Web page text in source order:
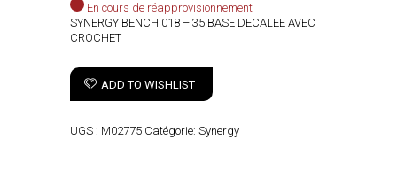
En cours de réapprovisionnement
SYNERGY BENCH 018 – 35 BASE DECALEE AVEC
CROCHET
ADD TO WISHLIST
UGS : M02775 Catégorie: Synergy